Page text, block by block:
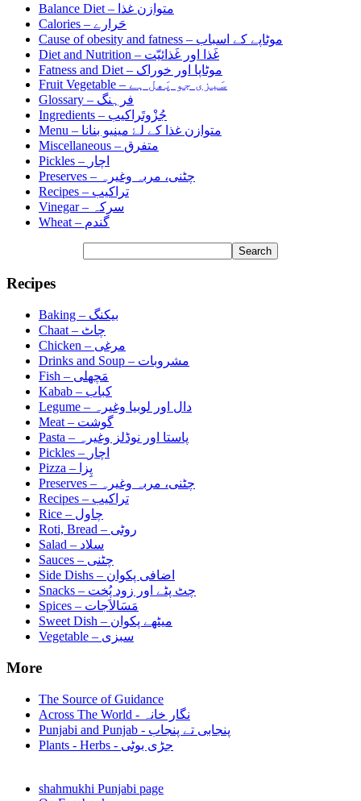
Balance Diet – متوازن غذا
Calories – حَرارے
Cause of obesity and fatness – موٹاپے کے اسباب
Diet and Nutrition – غَذا اور غَذائیّت
Fatness and Diet – موٹاپا اور خوراک
Fruit Vegetable – سَبزی جو پَھل ہے
Glossary – فرہنگ
Ingredients – جُزْوتَراکیب
Menu – متوازن غذا کے لۓ مینیو بنانا
Miscellaneous – متفرق
Pickles – اچار
Preserves –
چٹنی، مربہ وغیرہ
Recipes – تراکیب
Vinegar –
سرکہ
Wheat – گندم
Recipes
Baking – بیکنگ
Chaat – چاٹ
Chicken – مرغی
Drinks and Soup – مشروبات
Fish – مَچھلی
Kabab – کباب
Legume –
دال اور لوبیا وغیرہ
Meat – گوشت
Pasta –
پاستا اور نوڈلز وغیرہ
Pickles – اچار
Pizza –
پِزا
Preserves –
چٹنی، مربہ وغیرہ
Recipes – تراکیب
Rice – چاول
Roti, Bread – روٹی
Salad – سلاد
Sauces – چٹنی
Side Dishs – اضافی پکوان
Snacks – چٹ پٹے اور زود پُخت
Spices – مَسَالاَجات
Sweet Dish – میٹھے پکوان
Vegetable – سبزی
More
The Source of Guidance
Across The World - نگار خانہ
Punjabi and Punjab - پنجابی تے پنجاب
Plants - Herbs - جڑی بوٹی
shahmukhi Punjabi page